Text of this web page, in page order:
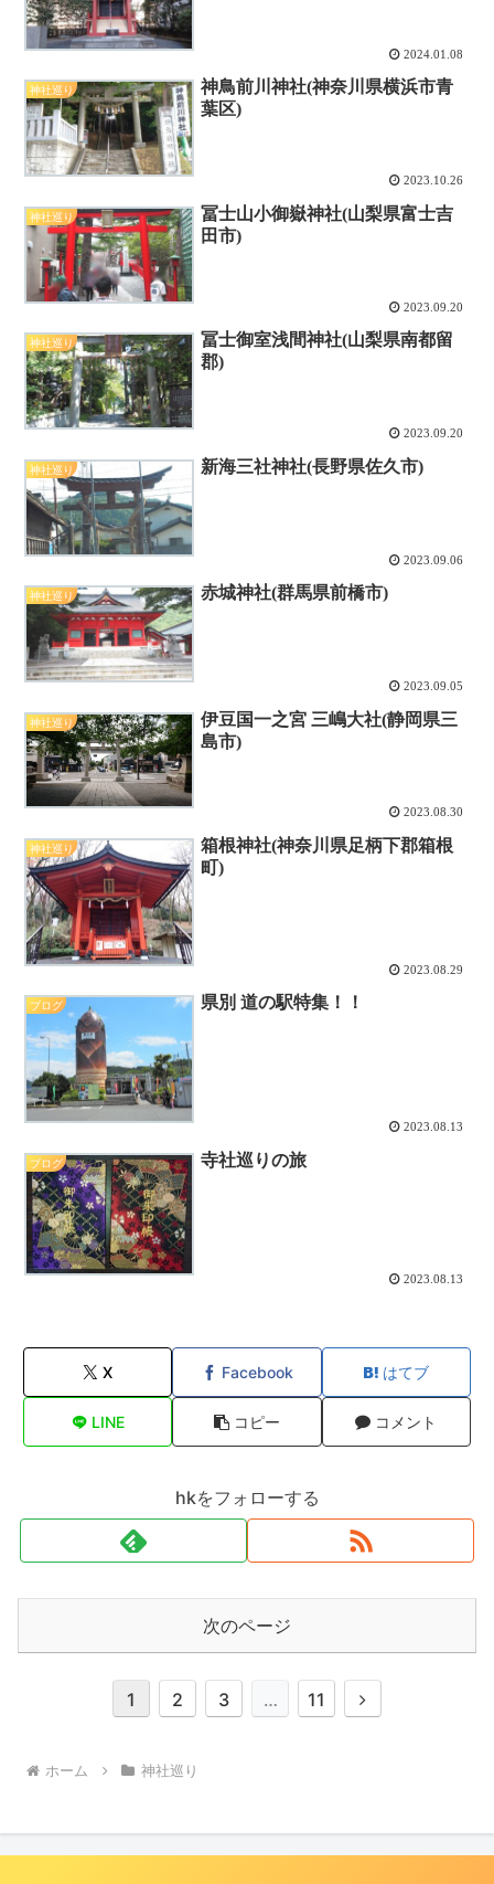
2024.01.08
神社巡り
神鳥前川神社(神奈川県横浜市青
葉区)
2023.10.26
神社巡り
冨士山小御嶽神社(山梨県富士吉
田市)
2023.09.20
神社巡り
冨士御室浅間神社(山梨県南都留
郡)
2023.09.20
神社巡り 新海三社神社(長野県佐久市)
2023.09.06
神社巡り 赤城神社(群馬県前橋市)
2023.09.05
神社巡り
伊豆国一之宮 三嶋大社(静岡県三
島市)
2023.08.30
神社巡り
箱根神社(神奈川県足柄下郡箱根
町)
2023.08.29
ブログ 県別 道の駅特集！！
2023.08.13
ブログ 寺社巡りの旅
2023.08.13
X Facebook はてブ
LINE コピー コメント
hkをフォローする
次のページ
1 2 3 … 11
次
ホーム 神社巡り